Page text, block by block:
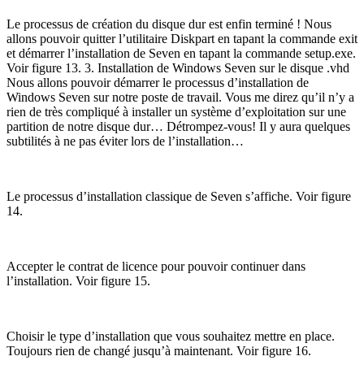
Le processus de création du disque dur est enfin terminé ! Nous
allons pouvoir quitter l’utilitaire Diskpart en tapant la commande exit
et démarrer l’installation de Seven en tapant la commande setup.exe.
Voir figure 13. 3. Installation de Windows Seven sur le disque .vhd
Nous allons pouvoir démarrer le processus d’installation de
Windows Seven sur notre poste de travail. Vous me direz qu’il n’y a
rien de très compliqué à installer un système d’exploitation sur une
partition de notre disque dur… Détrompez-vous! Il y aura quelques
subtilités à ne pas éviter lors de l’installation…
Le processus d’installation classique de Seven s’affiche. Voir figure
14.
Accepter le contrat de licence pour pouvoir continuer dans
l’installation. Voir figure 15.
Choisir le type d’installation que vous souhaitez mettre en place.
Toujours rien de changé jusqu’à maintenant. Voir figure 16.